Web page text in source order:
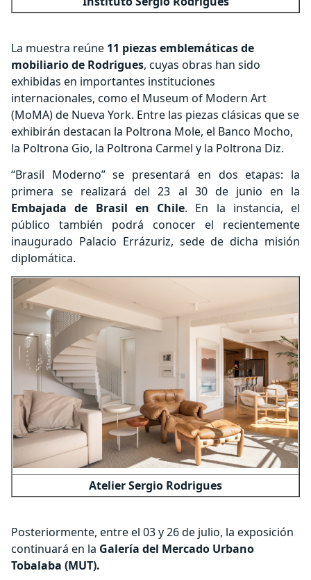
La muestra reúne 11 piezas emblemáticas de
mobiliario de Rodrigues, cuyas obras han sido
exhibidas en importantes instituciones
internacionales, como el Museum of Modern Art
(MoMA) de Nueva York. Entre las piezas clásicas que se
exhibirán destacan la Poltrona Mole, el Banco Mocho,
la Poltrona Gio, la Poltrona Carmel y la Poltrona Diz.
“Brasil Moderno” se presentará en dos etapas: la
primera se realizará del 23 al 30 de junio en la
Embajada de Brasil en Chile. En la instancia, el
público también podrá conocer el recientemente
inaugurado Palacio Errázuriz, sede de dicha misión
diplomática.
Atelier Sergio Rodrigues
Posteriormente, entre el 03 y 26 de julio, la exposición
continuará en la Galería del Mercado Urbano
Tobalaba (MUT).